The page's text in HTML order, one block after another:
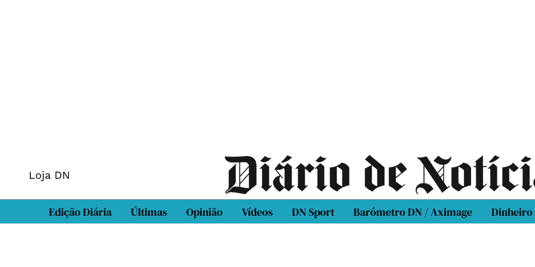
Loja DN
Edição Diária Últimas Opinião Vídeos DN Sport Barómetro DN / Aximage Dinheiro